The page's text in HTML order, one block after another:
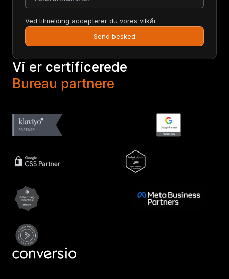
Ved tilmelding accepterer du vores vilkår
Send besked
Vi er certificerede
Bureau partnere